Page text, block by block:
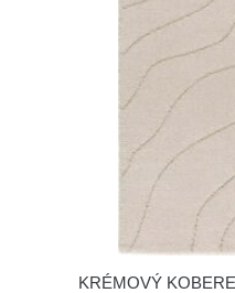
KRÉMOVÝ